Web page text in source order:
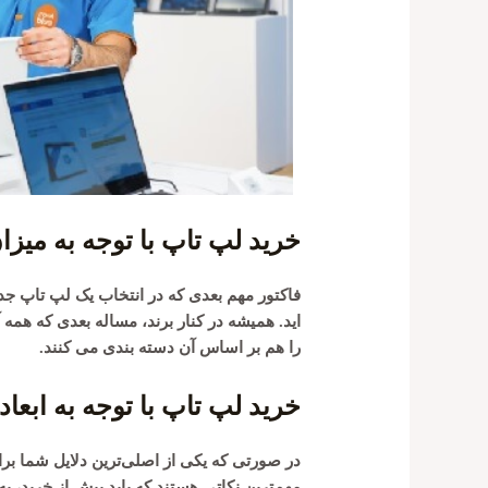
خرید لپ تاپ با توجه به
فاکتور مهم بعدی که در انتخاب یک لپ تاپ
اید. همیشه در کنار برند، مساله بعدی که
را هم بر اساس آن دسته بندی می کنند. ‏
خرید لپ تاپ با توجه به
در صورتی که یکی از اصلی‌ترین دلایل شما